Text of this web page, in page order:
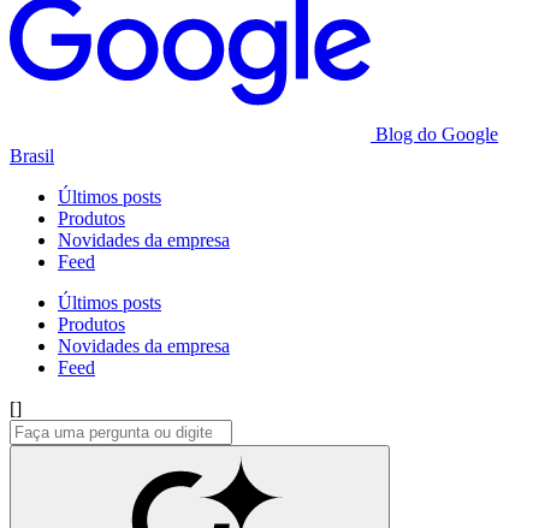
Blog do Google
Brasil
Últimos posts
Produtos
Novidades da empresa
Feed
Últimos posts
Produtos
Novidades da empresa
Feed
[]